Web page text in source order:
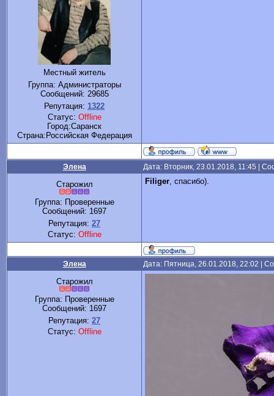
Местный житель
Группа: Администраторы
Сообщений: 29685
Репутация: 1322
Статус: Offline
Город:Саранск
Cтрана:Российская Федерация
Элена Дата: Вторник, 23.01.2018, 11:45 |
Старожил
Группа: Проверенные
Сообщений: 1697
Репутация: 27
Статус: Offline
Filiger, спасибо).
Элена Дата: Пятница, 26.01.2018, 22:02 |
Старожил
Группа: Проверенные
Сообщений: 1697
Репутация: 27
Статус: Offline